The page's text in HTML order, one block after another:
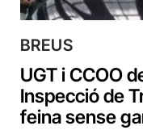
BREUS
UGT i CCOO
Inspecció de
feina sense